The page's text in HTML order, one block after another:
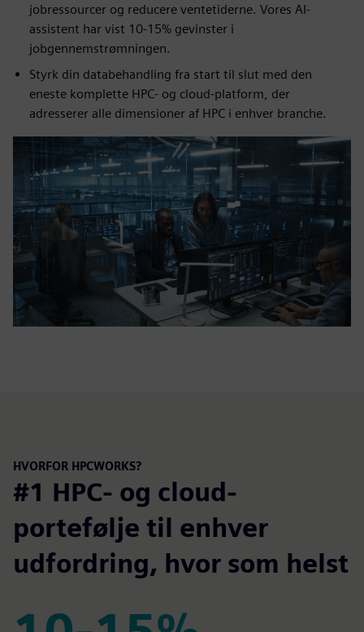
jobressourcer og reducere ventetiderne. Vores AI-
assistent har vist 10-15% gevinster i
jobgennemstrømningen.
Styrk din databehandling fra start til slut med den
eneste komplette HPC- og cloud-platform, der
adresserer alle dimensioner af HPC i enhver branche.
HVORFOR HPCWORKS?
#1 HPC- og cloud-
portefølje til enhver
udfordring, hvor som helst